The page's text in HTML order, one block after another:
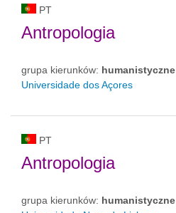
PT
Antropologia
grupa kierunków: humanistyczne
Universidade dos Açores
PT
Antropologia
grupa kierunków: humanistyczne